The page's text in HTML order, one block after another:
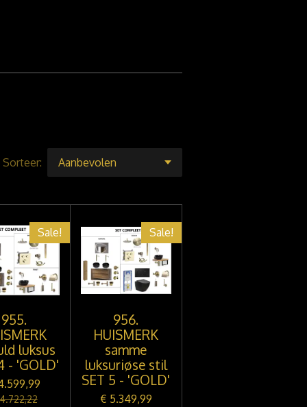
Sorteer:
Sale!
955.
luksus
- 'GOLD'
Sale!
956.
HUISMERK
samme
luksuriøse stil
SET 5 - 'GOLD'
€ 5.349,99